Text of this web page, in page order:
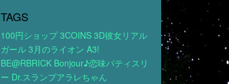
TAGS
100円ショップ 3COINS 3D彼女リアル
ガール 3月のライオン A3!
BE@RBRICK Bonjour♪恋味パティスリ
ー Dr.スランプアラレちゃん